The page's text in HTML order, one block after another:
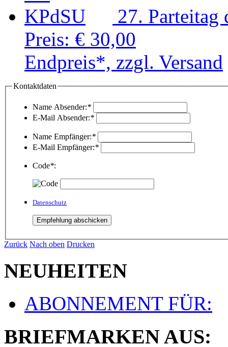
27. Parteitag
Preis: € 30,00
Endpreis*, zzgl. Versand
Kontaktdaten
Name Absender:*
E-Mail Absender:*
Name Empfänger:*
E-Mail Empfänger:*
Code*:
Datenschutz
Zurück Nach oben Drucken
NEUHEITEN
ABONNEMENT FÜR:
BRIEFMARKEN AUS: